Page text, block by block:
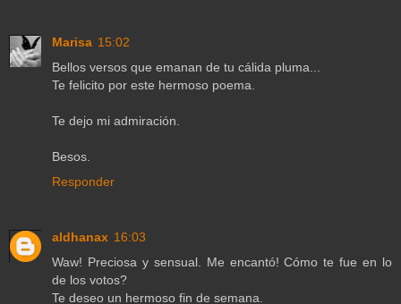
Marisa 15:02
Bellos versos que emanan de tu cálida pluma...
Te felicito por este hermoso poema.
Te dejo mi admiración.
Besos.
Responder
aldhanax 16:03
Waw! Preciosa y sensual. Me encantó! Cómo te fue en lo
de los votos?
Te deseo un hermoso fin de semana.